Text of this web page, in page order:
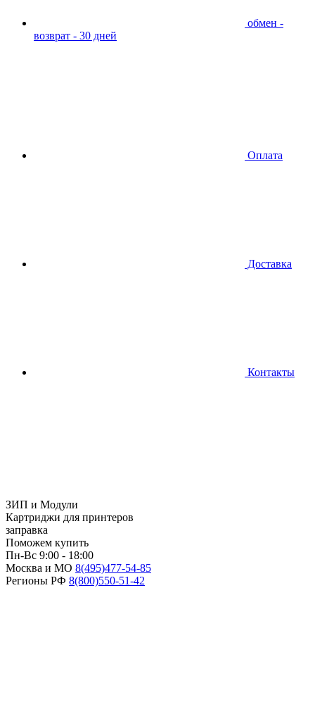
обмен -
возврат - 30 дней
Оплата
Доставка
Контакты
ЗИП и Модули
Картриджи для принтеров
заправка
Поможем купить
Пн-Вс 9:00 - 18:00
Москва и МО 8(495)477-54-85
Регионы РФ 8(800)550-51-42